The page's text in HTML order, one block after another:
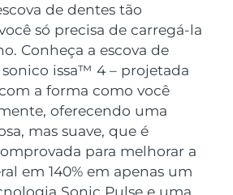
de dentes tão
só precisa de carregá-la
Conheça a escova de
issa™ 4 – projetada
a forma como você
oferecendo uma
mas suave, que é
para melhorar a
em 140% em apenas um
Sonic Pulse e uma
4 Plus
LED heating
4 Men
anti-aging massage
2 go
toning on-the-go
2 eyes & lips
line smoothing device
3 kit
hydration
3 LED
and red light therapy
Cuidado oral
4
silicone sonic toothbrush
4 plus
hybrid silicone sonic toothbrush
ANTIENVELHECIMENTO
Tratamentos LED
NEW
Entrega prevista
Entrega prevista14/8/26
Entrega prevista
Entrega prevista
Entrega prevista 13/8/26